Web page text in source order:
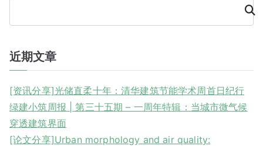
搜
索
近期文章
[资讯分享]光储直柔十年：清华建筑节能学术周首日纪行
绿建小筑周报 | 第三十五期 – 一周年特辑：当城市微气候
穿透建筑界面
[论文分享]Urban morphology and air quality: